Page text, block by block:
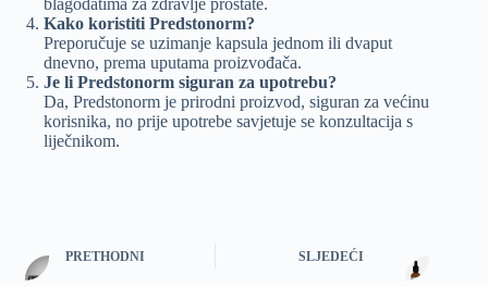
Kako koristiti Predstonorm?
Preporučuje se uzimanje kapsula jednom ili dvaput
dnevno, prema uputama proizvođača.
Je li Predstonorm siguran za upotrebu?
Da, Predstonorm je prirodni proizvod, siguran za većinu
korisnika, no prije upotrebe savjetuje se konzultacija s
liječnikom.
PRETHODNI SLJEDEĆI